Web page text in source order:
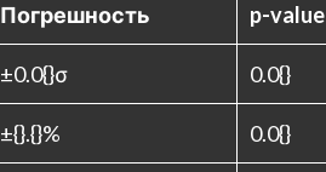
Погрешность p-value
±0.0{}σ 0.0{}
±{}.{}% 0.0{}